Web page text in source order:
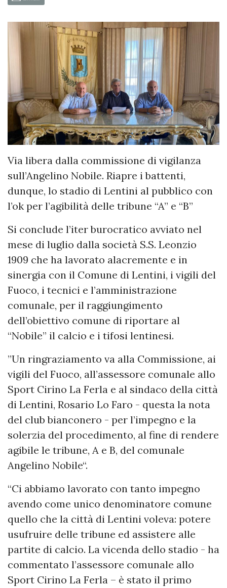
Via libera dalla commissione di vigilanza
sull’Angelino Nobile. Riapre i battenti,
dunque, lo stadio di Lentini al pubblico con
l’ok per l’agibilità delle tribune “A” e “B”
Si conclude l’iter burocratico avviato nel
mese di luglio dalla società S.S. Leonzio
1909 che ha lavorato alacremente e in
sinergia con il Comune di Lentini, i vigili del
Fuoco, i tecnici e l’amministrazione
comunale, per il raggiungimento
dell’obiettivo comune di riportare al
“Nobile” il calcio e i tifosi lentinesi.
”Un ringraziamento va alla Commissione, ai
vigili del Fuoco, all’assessore comunale allo
Sport Cirino La Ferla e al sindaco della città
di Lentini, Rosario Lo Faro - questa la nota
del club bianconero - per l’impegno e la
solerzia del procedimento, al fine di rendere
agibile le tribune, A e B, del comunale
Angelino Nobile“.
“Ci abbiamo lavorato con tanto impegno
avendo come unico denominatore comune
quello che la città di Lentini voleva: potere
usufruire delle tribune ed assistere alle
partite di calcio. La vicenda dello stadio - ha
commentato l’assessore comunale allo
Sport Cirino La Ferla – è stato il primo